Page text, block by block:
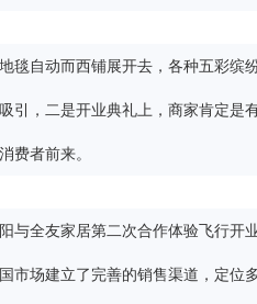
毯自动而西铺展开去，各种五彩缤
引，二是开业典礼上，商家肯定是
费者前来。
与全友家居第二次合作体验飞行开
市场建立了完善的销售渠道，定